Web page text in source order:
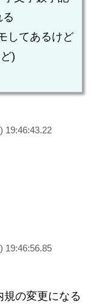
してあるけど
)
19:46:43.22
19:46:56.85
規の変更になる